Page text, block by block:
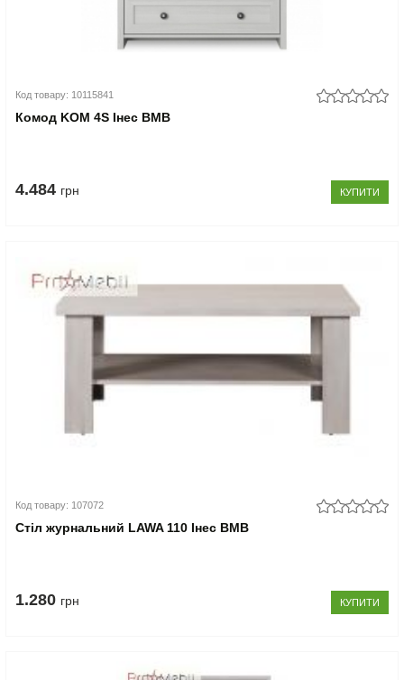
Код товару: 10115841
Комод KOM 4S Інес ВМВ
4.484 грн КУПИТИ
Код товару: 107072
Стіл журнальний LAWA 110 Інес ВМВ
1.280 грн КУПИТИ